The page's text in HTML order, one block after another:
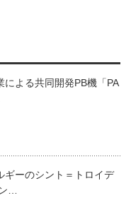
による共同開発PB機「PA
ギーのシント＝トロイデ
…